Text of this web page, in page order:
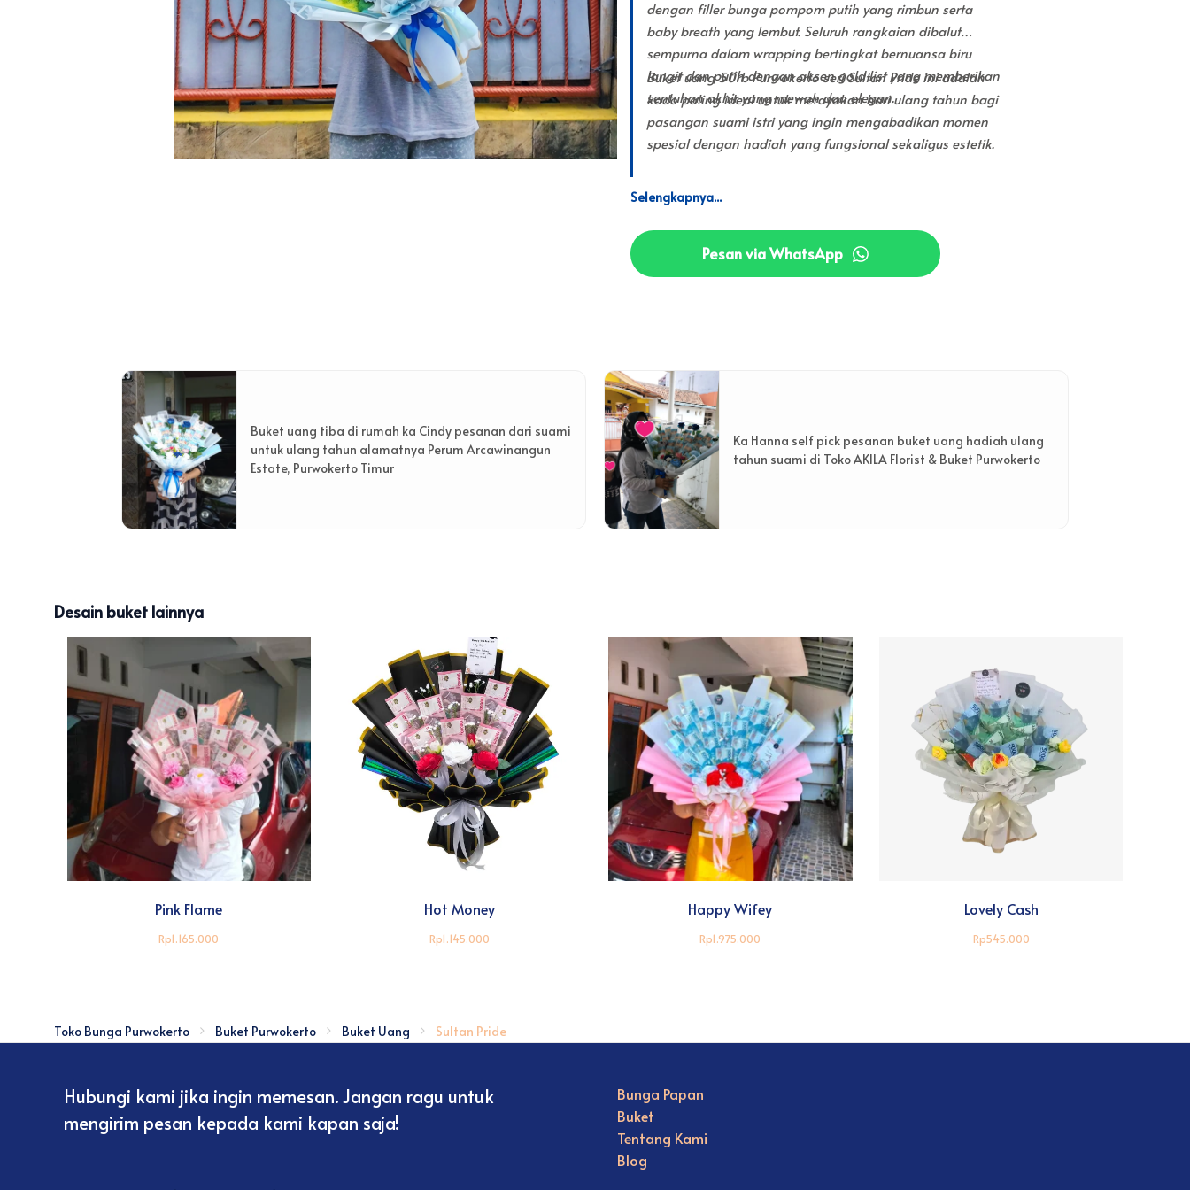
dengan filler bunga pompom putih yang rimbun serta
baby breath yang lembut. Seluruh rangkaian dibalut
sempurna dalam wrapping bertingkat bernuansa biru
langit dan putih dengan aksen gold list yang memberikan
sentuhan akhir yang mewah dan elegan.
Buket uang 50rb Purwokerto seri Sultan Pride ini adalah
kado paling ideal untuk merayakan hari ulang tahun bagi
pasangan suami istri yang ingin mengabadikan momen
spesial dengan hadiah yang fungsional sekaligus estetik.
Pesan via WhatsApp
Buket uang tiba di rumah ka Cindy pesanan dari suami
untuk ulang tahun alamatnya Perum Arcawinangun
Estate, Purwokerto Timur
Ka Hanna self pick pesanan buket uang hadiah ulang
tahun suami di Toko AKILA Florist & Buket Purwokerto
Desain buket lainnya
Pink Flame
Rp1.165.000
Hot Money
Rp1.145.000
Happy Wifey
Rp1.975.000
Lovely Cash
Rp545.000
Toko Bunga Purwokerto Buket Purwokerto Buket Uang Sultan Pride
Hubungi kami jika ingin memesan. Jangan ragu untuk
mengirim pesan kepada kami kapan saja!
Bunga Papan
Buket
Tentang Kami
Blog